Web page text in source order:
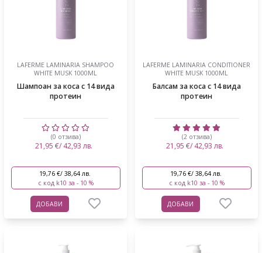
LAFERME LAMINARIA SHAMPOO
WHITE MUSK 1000ML
Шампоан за коса с 14 вида
протеин
(0 отзива)
21,95 €/ 42,93 лв.
19,76 €/ 38,64 лв.
с код k10 за - 10 %
ДОБАВИ
LAFERME LAMINARIA CONDITIONER
WHITE MUSK 1000ML
Балсам за коса с 14 вида
протеин
(2 отзива)
21,95 €/ 42,93 лв.
19,76 €/ 38,64 лв.
с код k10 за - 10 %
ДОБАВИ